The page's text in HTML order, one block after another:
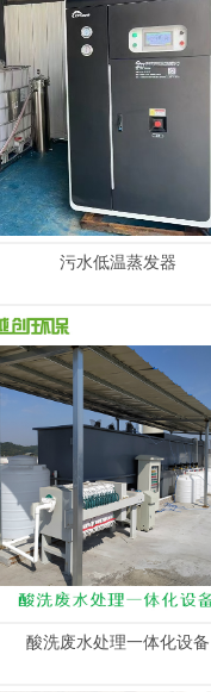
污水低温蒸发器
酸洗废水处理一体化设备